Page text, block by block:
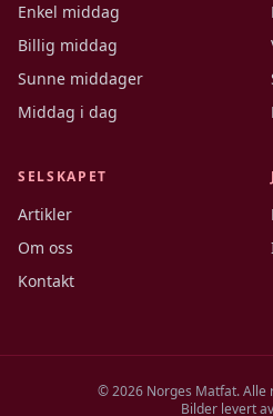
Enkel middag
Billig middag
Sunne middager
Middag i dag
SELSKAPET
Artikler
Om oss
Kontakt
©2026Norges Matfat. Alle
Bilder levert av